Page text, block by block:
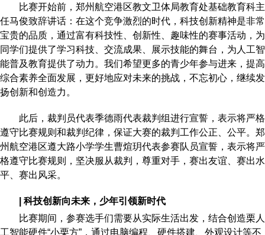
比赛开始前，郑州航空港区教文卫体局教育处基础教育科主
任马俊致辞讲话：在这个竞争激烈的时代，科技创新精神是非常
宝贵的品质，通过富有科技性、创新性、趣味性的赛事活动，为
同学们提供了学习科技、交流成果、展示技能的舞台，为人工智
能普及教育提供了动力。我们希望更多的青少年参与进来，提高
综合素养全面发展，更好地应对未来的挑战，不忘初心，继续发
扬创新和创造力。
此后，裁判员代表季德雨代表裁判组进行宣誓，表示将严格
遵守比赛规则和裁判纪律，保证大赛的裁判工作公正、公平。郑
州航空港区遵大路小学学生曹煊玥代表参赛队员宣誓，表示将严
格遵守比赛规则，坚决服从裁判，尊重对手，赛出友谊、赛出水
平、赛出风采。
| 科技创新向未来，少年引领新时代
比赛期间，参赛选手们需要从实际生活出发，结合创造栗人
工智能硬件“小栗方”，通过电脑编程、硬件搭建、外观设计等不